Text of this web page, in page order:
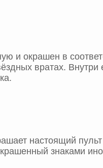
и окрашен в
вратах. Внутри
настоящий
знаками